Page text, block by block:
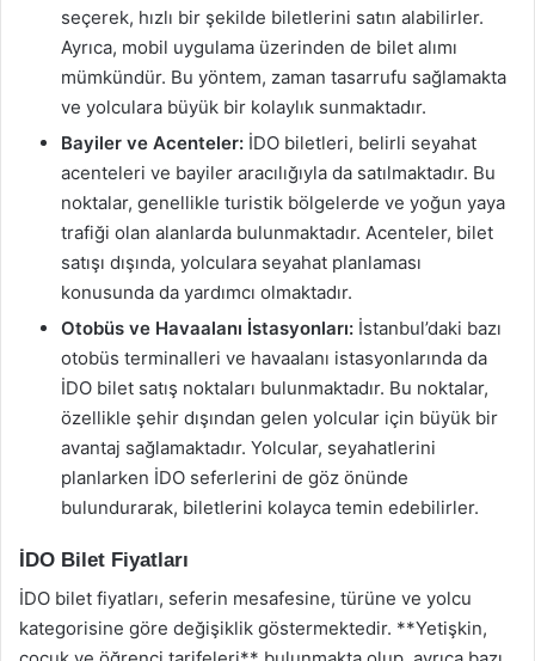
seçerek, hızlı bir şekilde biletlerini satın alabilirler.
Ayrıca, mobil uygulama üzerinden de bilet alımı
mümkündür. Bu yöntem, zaman tasarrufu sağlamakta
ve yolculara büyük bir kolaylık sunmaktadır.
Bayiler ve Acenteler: İDO biletleri, belirli seyahat
acenteleri ve bayiler aracılığıyla da satılmaktadır. Bu
noktalar, genellikle turistik bölgelerde ve yoğun yaya
trafiği olan alanlarda bulunmaktadır. Acenteler, bilet
satışı dışında, yolculara seyahat planlaması
konusunda da yardımcı olmaktadır.
Otobüs ve Havaalanı İstasyonları: İstanbul’daki bazı
otobüs terminalleri ve havaalanı istasyonlarında da
İDO bilet satış noktaları bulunmaktadır. Bu noktalar,
özellikle şehir dışından gelen yolcular için büyük bir
avantaj sağlamaktadır. Yolcular, seyahatlerini
planlarken İDO seferlerini de göz önünde
bulundurarak, biletlerini kolayca temin edebilirler.
İDO Bilet Fiyatları
İDO bilet fiyatları, seferin mesafesine, türüne ve yolcu
kategorisine göre değişiklik göstermektedir. **Yetişkin,